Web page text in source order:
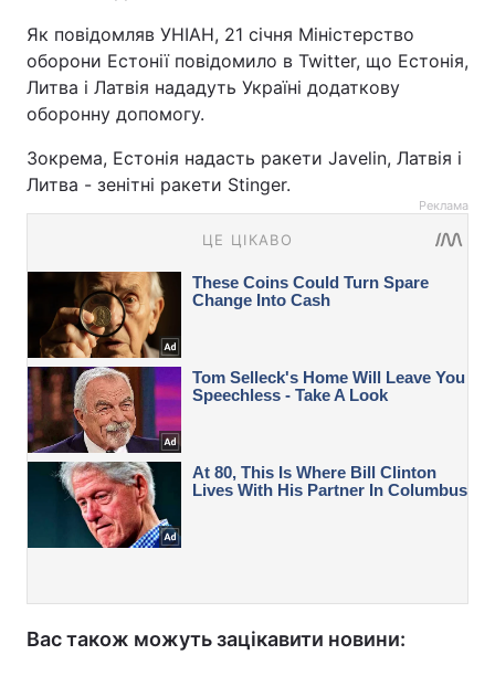
Як повідомляв УНІАН, 21 січня Міністерство
оборони Естонії повідомило в Twitter, що Естонія,
Литва і Латвія нададуть Україні додаткову
оборонну допомогу.
Зокрема, Естонія надасть ракети Javelin, Латвія і
Литва - зенітні ракети Stinger.
Реклама
Вас також можуть зацікавити новини: